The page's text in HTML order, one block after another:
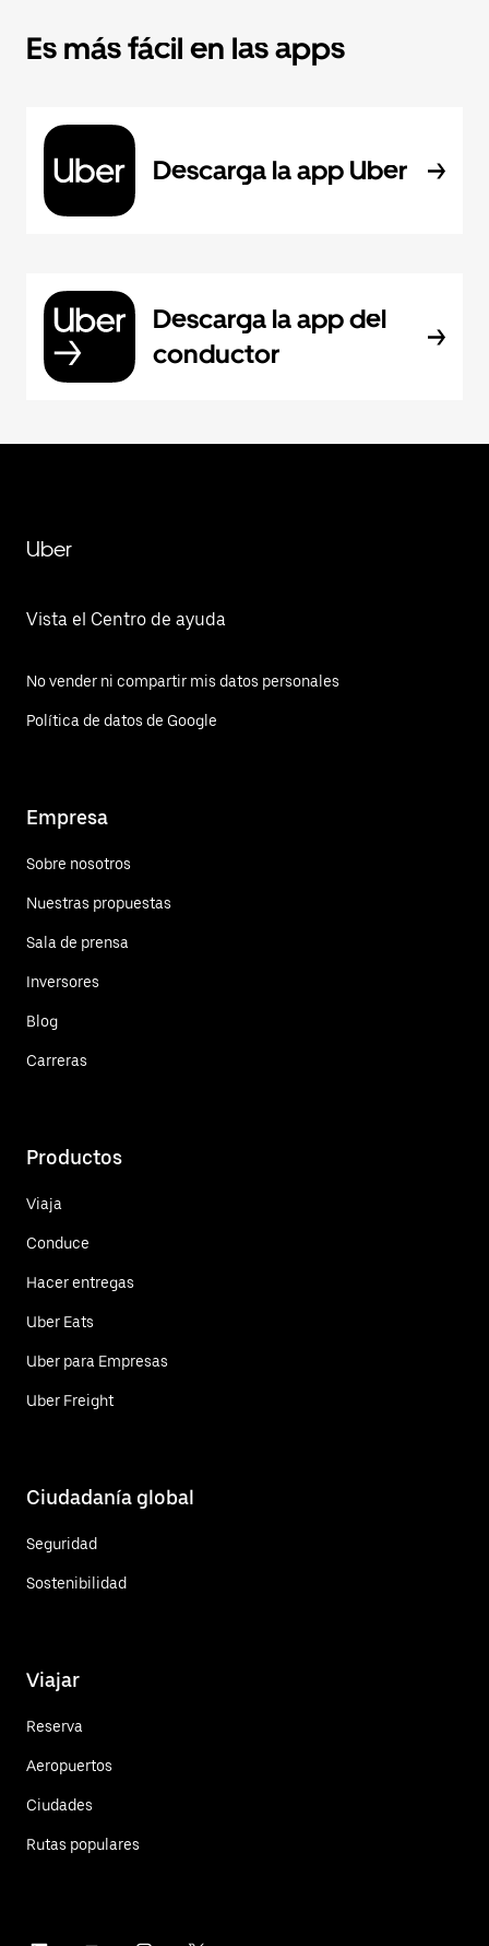
Es más fácil en las apps
Descarga la app Uber
Descarga la app del
conductor
Uber
Vista el Centro de ayuda
No vender ni compartir mis datos personales
Política de datos de Google
Empresa
Sobre nosotros
Nuestras propuestas
Sala de prensa
Inversores
Blog
Carreras
Productos
Viaja
Conduce
Hacer entregas
Uber Eats
Uber para Empresas
Uber Freight
Ciudadanía global
Seguridad
Sostenibilidad
Viajar
Reserva
Aeropuertos
Ciudades
Rutas populares